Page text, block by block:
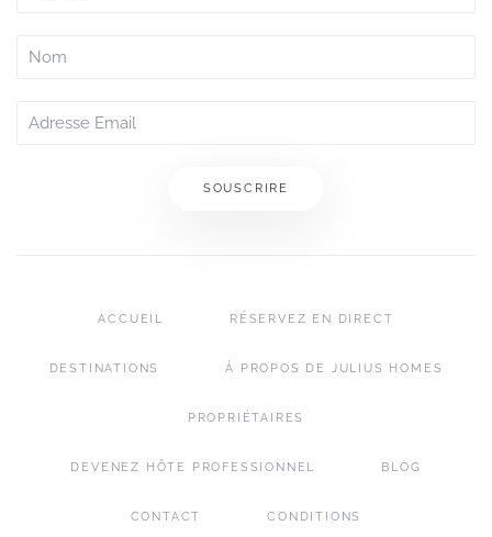
SOUSCRIRE
ACCUEIL RÉSERVEZ EN DIRECT
DESTINATIONS À PROPOS DE JULIUS HOMES
PROPRIÉTAIRES
DEVENEZ HÔTE PROFESSIONNEL BLOG
CONTACT CONDITIONS